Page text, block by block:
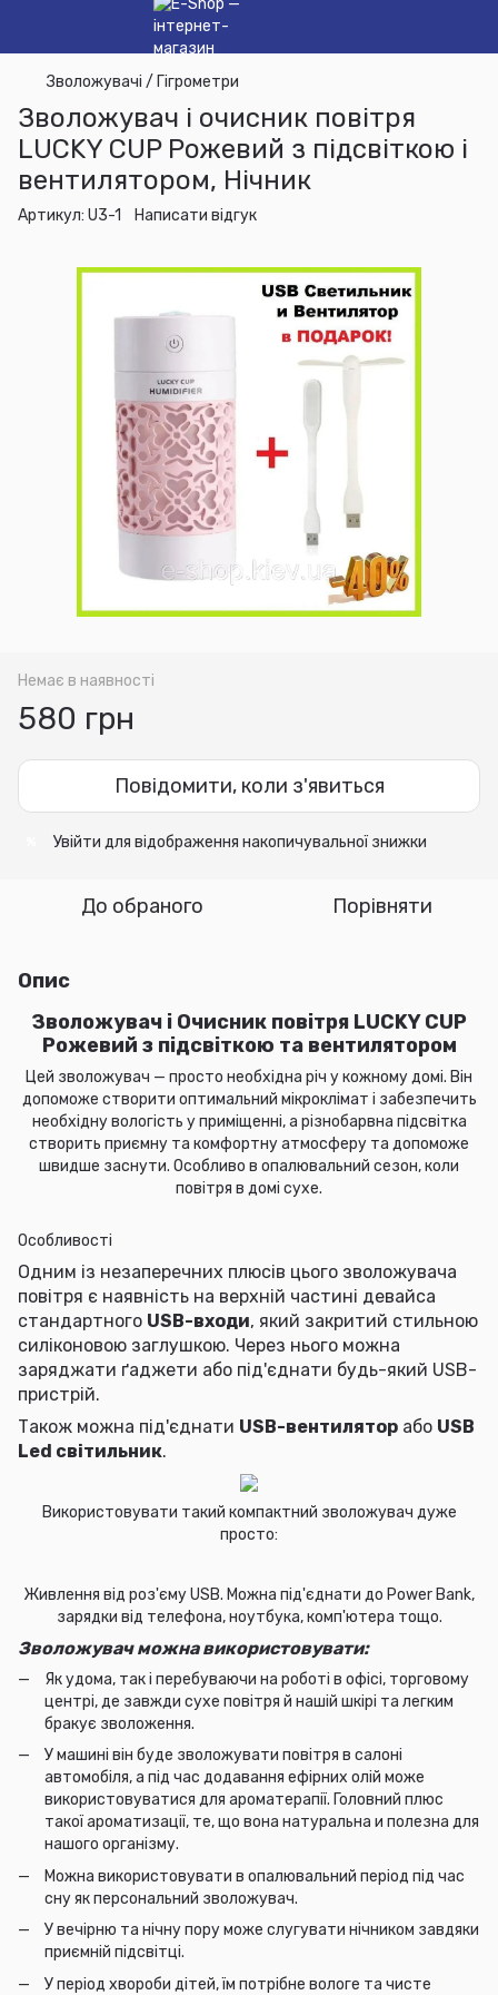
Зволожувачі / Гігрометри
Зволожувач і очисник повітря
LUCKY CUP Рожевий з підсвіткою і
вентилятором, Нічник
Артикул: U3-1 Написати відгук
Немає в наявності
580 грн
Повідомити, коли з'явиться
Увійти для відображення накопичувальної знижки
До обраного Порівняти
Опис
Зволожувач і Очисник повітря LUCKY CUP
Рожевий з підсвіткою та вентилятором
Цей зволожувач — просто необхідна річ у кожному домі. Він
допоможе створити оптимальний мікроклімат і забезпечить
необхідну вологість у приміщенні, а різнобарвна підсвітка
створить приємну та комфортну атмосферу та допоможе
швидше заснути. Особливо в опалювальний сезон, коли
повітря в домі сухе.
Особливості
Одним із незаперечних плюсів цього зволожувача
повітря є наявність на верхній частині девайса
стандартного USB-входи, який закритий стильною
силіконовою заглушкою. Через нього можна
заряджати ґаджети або під'єднати будь-який USB-
пристрій.
Також можна під'єднати USB-вентилятор або USB
Led світильник.
Використовувати такий компактний зволожувач дуже
просто:
Живлення від роз'єму USB. Можна під'єднати до Power Bank,
зарядки від телефона, ноутбука, комп'ютера тощо.
Зволожувач можна використовувати:
Як удома, так і перебуваючи на роботі в офісі, торговому
центрі, де завжди сухе повітря й нашій шкірі та легким
бракує зволоження.
У машині він буде зволожувати повітря в салоні
автомобіля, а під час додавання ефірних олій може
використовуватися для ароматерапії. Головний плюс
такої ароматизації, те, що вона натуральна и полезна для
нашого організму.
Можна використовувати в опалювальний період під час
сну як персональний зволожувач.
У вечірню та нічну пору може слугувати нічником завдяки
приємній підсвітці.
У період хвороби дітей, їм потрібне вологе та чисте